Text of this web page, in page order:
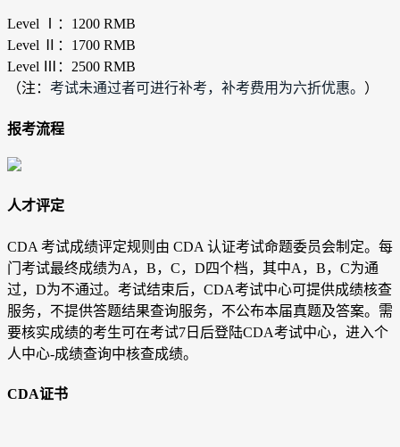
Level Ⅰ：1200 RMB
Level Ⅱ：1700 RMB
Level Ⅲ：2500 RMB
（注： 考试未通过者可进行补考，补考费用为六折优惠。 ）
报考流程
人才评定
CDA 考试成绩评定规则由 CDA 认证考试命题委员会制定。每
门考试最终成绩为A，B，C，D四个档，其中A，B，C为通
过，D为不通过。考试结束后，CDA考试中心可提供成绩核查
服务，不提供答题结果查询服务，不公布本届真题及答案。需
要核实成绩的考生可在考试7日后登陆CDA考试中心，进入个
人中心-成绩查询中核查成绩。
CDA证书